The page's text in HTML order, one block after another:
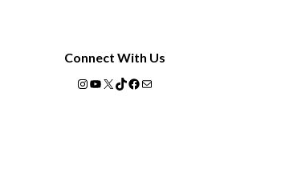
Connect With Us
Instagram
YouTube
X TikTok
Facebook
Mail